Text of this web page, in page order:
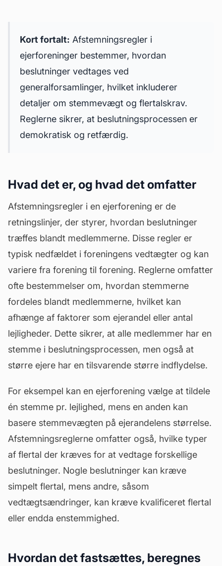
Kort fortalt: Afstemningsregler i
ejerforeninger bestemmer, hvordan
beslutninger vedtages ved
generalforsamlinger, hvilket inkluderer
detaljer om stemmevægt og flertalskrav.
Reglerne sikrer, at beslutningsprocessen er
demokratisk og retfærdig.
Hvad det er, og hvad det omfatter
Afstemningsregler i en ejerforening er de
retningslinjer, der styrer, hvordan beslutninger
træffes blandt medlemmerne. Disse regler er
typisk nedfældet i foreningens vedtægter og kan
variere fra forening til forening. Reglerne omfatter
ofte bestemmelser om, hvordan stemmerne
fordeles blandt medlemmerne, hvilket kan
afhænge af faktorer som ejerandel eller antal
lejligheder. Dette sikrer, at alle medlemmer har en
stemme i beslutningsprocessen, men også at
større ejere har en tilsvarende større indflydelse.
For eksempel kan en ejerforening vælge at tildele
én stemme pr. lejlighed, mens en anden kan
basere stemmevægten på ejerandelens størrelse.
Afstemningsreglerne omfatter også, hvilke typer
af flertal der kræves for at vedtage forskellige
beslutninger. Nogle beslutninger kan kræve
simpelt flertal, mens andre, såsom
vedtægtsændringer, kan kræve kvalificeret flertal
eller endda enstemmighed.
Hvordan det fastsættes, beregnes